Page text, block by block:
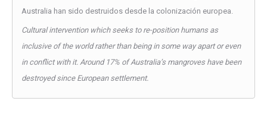
Australia han sido destruidos desde la colonización europea.
Cultural intervention which seeks to re-position humans as
inclusive of the world rather than being in some way apart or even
in conflict with it. Around 17% of Australia’s mangroves have been
destroyed since European settlement.